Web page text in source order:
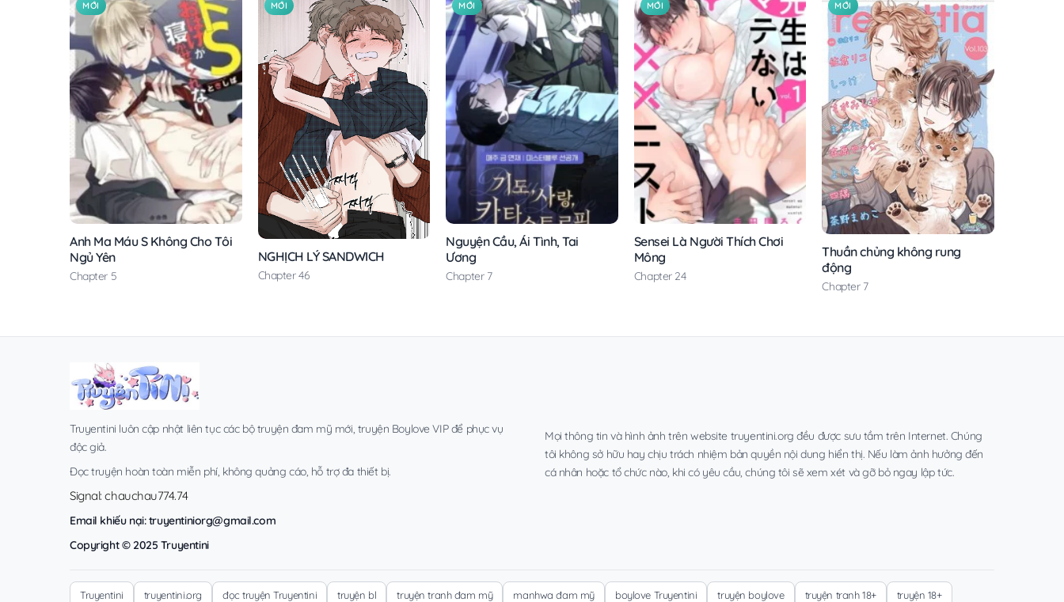
MỚI
Anh Ma Máu S Không Cho Tôi
Ngủ Yên
Chapter 5
MỚI
NGHỊCH LÝ SANDWICH
Chapter 46
MỚI
Nguyện Cầu, Ái Tình, Tai
Ương
Chapter 7
MỚI
Sensei Là Người Thích Chơi
Mông
Chapter 24
MỚI
Thuần chủng không rung
động
Chapter 7
Truyentini luôn cập nhật liên tục các bộ truyện đam mỹ mới, truyện Boylove VIP để phục vụ
độc giả.
Đọc truyện hoàn toàn miễn phí, không quảng cáo, hỗ trợ đa thiết bị.
Signal: chauchau774.74
Email khiếu nại:truyentiniorg@gmail.com
Copyright © 2025 Truyentini
Mọi thông tin và hình ảnh trên website truyentini.org đều được sưu tầm trên Internet. Chúng
tôi không sở hữu hay chịu trách nhiệm bản quyền nội dung hiển thị. Nếu làm ảnh hưởng đến
cá nhân hoặc tổ chức nào, khi có yêu cầu, chúng tôi sẽ xem xét và gỡ bỏ ngay lập tức.
Truyentini truyentini.org đọc truyện Truyentini truyện bl truyện tranh đam mỹ manhwa đam mỹ boylove Truyentini truyện boylove truyện tranh 18+ truyện 18+